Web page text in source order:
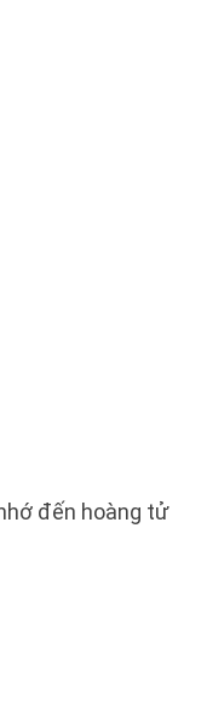
đến hoàng tử